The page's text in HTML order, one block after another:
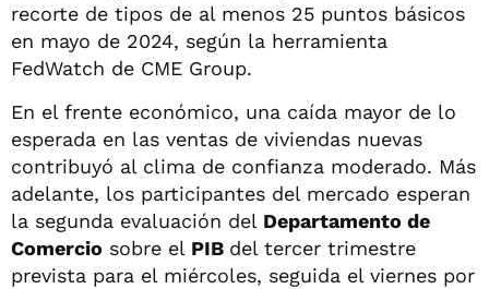
recorte de tipos de al menos 25 puntos básicos
en mayo de 2024, según la herramienta
FedWatch de CME Group.
En el frente económico, una caída mayor de lo
esperada en las ventas de viviendas nuevas
contribuyó al clima de confianza moderado. Más
adelante, los participantes del mercado esperan
la segunda evaluación del Departamento de
Comercio sobre el PIB del tercer trimestre
prevista para el miércoles, seguida el viernes por